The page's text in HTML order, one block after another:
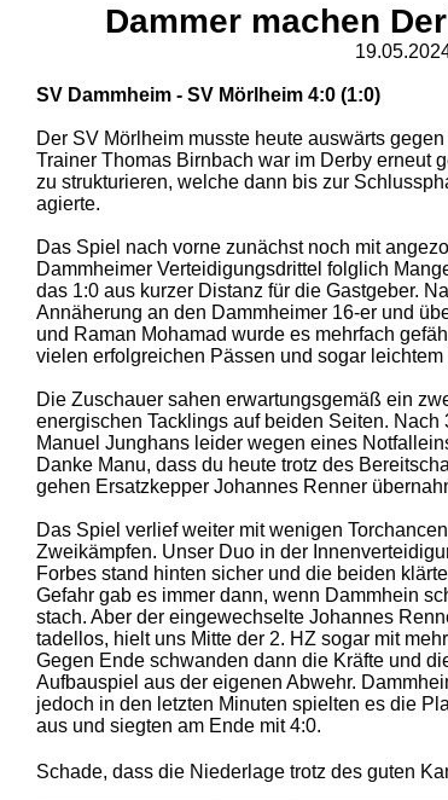
Dammer machen
SV Dammheim - SV Mörlheim 4:0 (1:0)
Der SV Mörlheim musste heute auswärts
Trainer Thomas Birnbach war im Derby erneut
zu strukturieren, welche dann bis zur
agierte.
Das Spiel nach vorne zunächst noch mit
Dammheimer Verteidigungsdrittel folglich
das 1:0 aus kurzer Distanz für die Gastgeber.
Annäherung an den Dammheimer 16-er und
und Raman Mohamad wurde es mehrfach
vielen erfolgreichen Pässen und sogar
Die Zuschauer sahen erwartungsgemäß ein
energischen Tacklings auf beiden Seiten.
Manuel Junghans leider wegen eines
Danke Manu, dass du heute trotz des
gehen Ersatzkepper Johannes Renner
Das Spiel verlief weiter mit wenigen
Zweikämpfen. Unser Duo in der
Forbes stand hinten sicher und die beiden
Gefahr gab es immer dann, wenn Dammhein
stach. Aber der eingewechselte Johannes
tadellos, hielt uns Mitte der 2. HZ sogar mit
Gegen Ende schwanden dann die Kräfte und
Aufbauspiel aus der eigenen Abwehr.
jedoch in den letzten Minuten spielten es die
aus und siegten am Ende mit 4:0.
Schade, dass die Niederlage trotz des guten